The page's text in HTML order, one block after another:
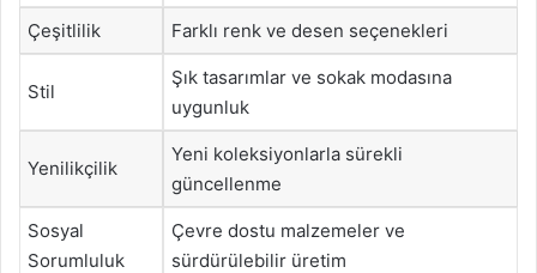
Çeşitlilik Farklı renk ve desen seçenekleri
Stil
Şık tasarımlar ve sokak modasına
uygunluk
Yenilikçilik
Yeni koleksiyonlarla sürekli
güncellenme
Sosyal
Sorumluluk
Çevre dostu malzemeler ve
sürdürülebilir üretim